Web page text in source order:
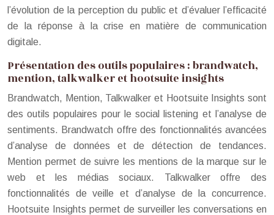
l’évolution de la perception du public et d’évaluer l’efficacité
de la réponse à la crise en matière de communication
digitale.
Présentation des outils populaires : brandwatch,
mention, talkwalker et hootsuite insights
Brandwatch, Mention, Talkwalker et Hootsuite Insights sont
des outils populaires pour le social listening et l’analyse de
sentiments. Brandwatch offre des fonctionnalités avancées
d’analyse de données et de détection de tendances.
Mention permet de suivre les mentions de la marque sur le
web et les médias sociaux. Talkwalker offre des
fonctionnalités de veille et d’analyse de la concurrence.
Hootsuite Insights permet de surveiller les conversations en